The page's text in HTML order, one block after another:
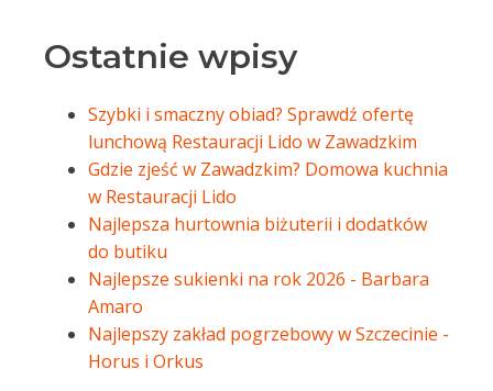
Ostatnie wpisy
Szybki i smaczny obiad? Sprawdź ofertę
lunchową Restauracji Lido w Zawadzkim
Gdzie zjeść w Zawadzkim? Domowa kuchnia
w Restauracji Lido
Najlepsza hurtownia biżuterii i dodatków
do butiku
Najlepsze sukienki na rok 2026 - Barbara
Amaro
Najlepszy zakład pogrzebowy w Szczecinie -
Horus i Orkus